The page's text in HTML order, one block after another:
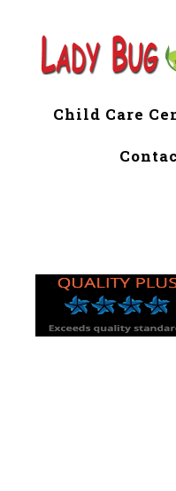
Child Care